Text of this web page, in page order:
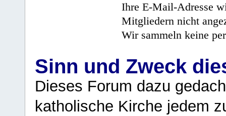
Ihre E-Mail-Adresse
Mitgliedern nicht
Wir sammeln keine
Sinn und Zweck
Dieses Forum dazu
katholische Kirche jedem